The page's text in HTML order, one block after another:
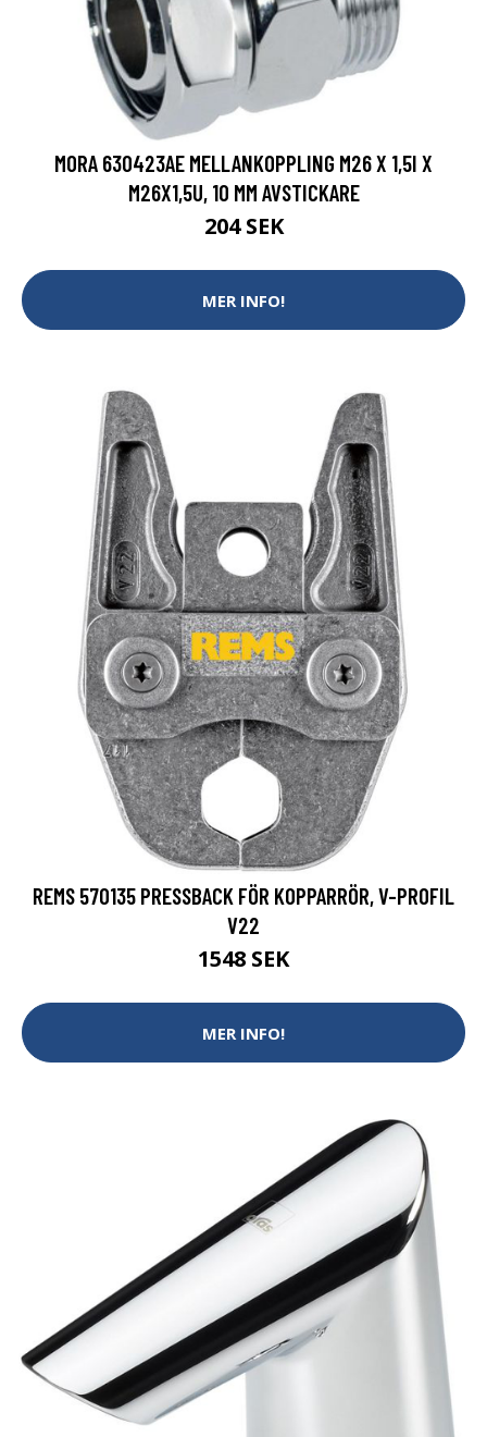
MORA 630423AE MELLANKOPPLING M26 X 1,5I X
M26X1,5U, 10 MM AVSTICKARE
204 SEK
MER INFO!
REMS 570135 PRESSBACK FÖR KOPPARRÖR, V-PROFIL
V22
1548 SEK
MER INFO!